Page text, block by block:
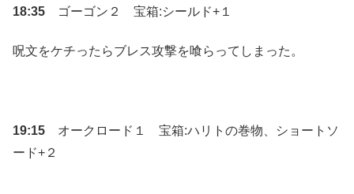
18:35 ゴーゴン２ 宝箱:シールド+１
呪文をケチったらブレス攻撃を喰らってしまった。
19:15 オークロード１ 宝箱:ハリトの巻物、ショートソ
ード+２